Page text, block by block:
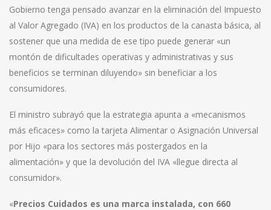
Gobierno tenga pensado avanzar en la eliminación del Impuesto
al Valor Agregado (IVA) en los productos de la canasta básica, al
sostener que una medida de ese tipo puede generar «un
montón de dificultades operativas y administrativas y sus
beneficios se terminan diluyendo» sin beneficiar a los
consumidores.
El ministro subrayó que la estrategia apunta a «mecanismos
más eficaces» como la tarjeta Alimentar o Asignación Universal
por Hijo «para los sectores más postergados en la
alimentación» y que la devolución del IVA «llegue directa al
consumidor».
«Precios Cuidados es una marca instalada, con 660